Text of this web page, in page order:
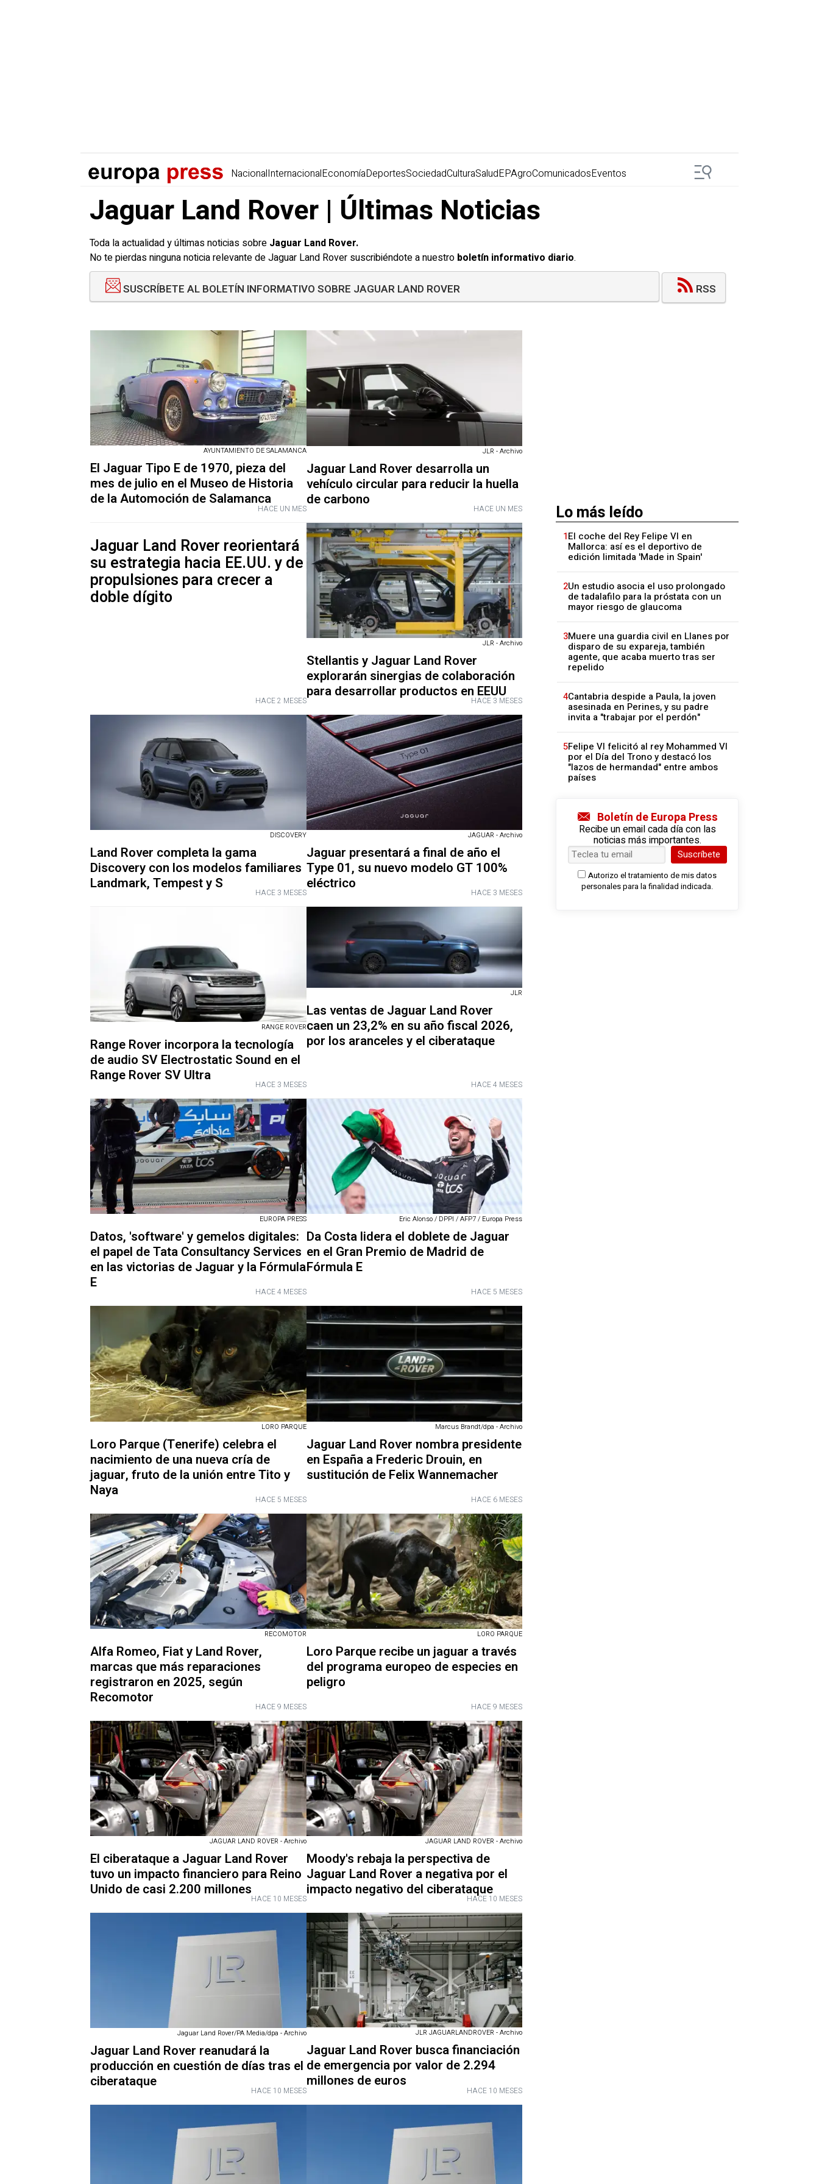
NacionalInternacionalEconomíaDeportesSociedadCulturaSaludEPAgroComunicadosEventos
Jaguar Land Rover | Últimas Noticias
Toda la actualidad y últimas noticias sobre Jaguar Land Rover.
No te pierdas ninguna noticia relevante de Jaguar Land Rover suscribiéndote a nuestro boletín informativo diario.
SUSCRÍBETE AL BOLETÍN INFORMATIVO SOBRE JAGUAR LAND ROVER RSS
AYUNTAMIENTO DE SALAMANCA
El Jaguar Tipo E de 1970, pieza del
mes de julio en el Museo de Historia
de la Automoción de Salamanca
HACE UN MES
JLR - Archivo
Jaguar Land Rover desarrolla un
vehículo circular para reducir la huella
de carbono
HACE UN MES
Jaguar Land Rover reorientará
su estrategia hacia EE.UU. y de
propulsiones para crecer a
doble dígito
HACE 2 MESES
JLR - Archivo
Stellantis y Jaguar Land Rover
explorarán sinergias de colaboración
para desarrollar productos en EEUU
HACE 3 MESES
DISCOVERY
Land Rover completa la gama
Discovery con los modelos familiares
Landmark, Tempest y S
HACE 3 MESES
JAGUAR - Archivo
Jaguar presentará a final de año el
Type 01, su nuevo modelo GT 100%
eléctrico
HACE 3 MESES
RANGE ROVER
Range Rover incorpora la tecnología
de audio SV Electrostatic Sound en el
Range Rover SV Ultra
HACE 3 MESES
JLR
Las ventas de Jaguar Land Rover
caen un 23,2% en su año fiscal 2026,
por los aranceles y el ciberataque
HACE 4 MESES
EUROPA PRESS
Datos, 'software' y gemelos digitales:
el papel de Tata Consultancy Services
en las victorias de Jaguar y la Fórmula
E
HACE 4 MESES
Eric Alonso / DPPI / AFP7 / Europa Press
Da Costa lidera el doblete de Jaguar
en el Gran Premio de Madrid de
Fórmula E
HACE 5 MESES
LORO PARQUE
Loro Parque (Tenerife) celebra el
nacimiento de una nueva cría de
jaguar, fruto de la unión entre Tito y
Naya
HACE 5 MESES
Marcus Brandt/dpa - Archivo
Jaguar Land Rover nombra presidente
en España a Frederic Drouin, en
sustitución de Felix Wannemacher
HACE 6 MESES
RECOMOTOR
Alfa Romeo, Fiat y Land Rover,
marcas que más reparaciones
registraron en 2025, según
Recomotor
HACE 9 MESES
LORO PARQUE
Loro Parque recibe un jaguar a través
del programa europeo de especies en
peligro
HACE 9 MESES
JAGUAR LAND ROVER - Archivo
El ciberataque a Jaguar Land Rover
tuvo un impacto financiero para Reino
Unido de casi 2.200 millonesHACE 10 MESES
JAGUAR LAND ROVER - Archivo
Moody's rebaja la perspectiva de
Jaguar Land Rover a negativa por el
impacto negativo del ciberataqueHACE 10 MESES
Jaguar Land Rover/PA Media/dpa - Archivo
Jaguar Land Rover reanudará la
producción en cuestión de días tras el
ciberataque
HACE 10 MESES
JLR JAGUARLANDROVER - Archivo
Jaguar Land Rover busca financiación
de emergencia por valor de 2.294
millones de euros
HACE 10 MESES
Lo más leído
1El coche del Rey Felipe VI en
Mallorca: así es el deportivo de
edición limitada 'Made in Spain'
2Un estudio asocia el uso prolongado
de tadalafilo para la próstata con un
mayor riesgo de glaucoma
3Muere una guardia civil en Llanes por
disparo de su expareja, también
agente, que acaba muerto tras ser
repelido
4Cantabria despide a Paula, la joven
asesinada en Perines, y su padre
invita a "trabajar por el perdón"
5Felipe VI felicitó al rey Mohammed VI
por el Día del Trono y destacó los
"lazos de hermandad" entre ambos
países
Boletín de Europa Press
Recibe un email cada día con las
noticias más importantes.
Suscríbete
Autorizo el tratamiento de mis datos
personales para la finalidad indicada.